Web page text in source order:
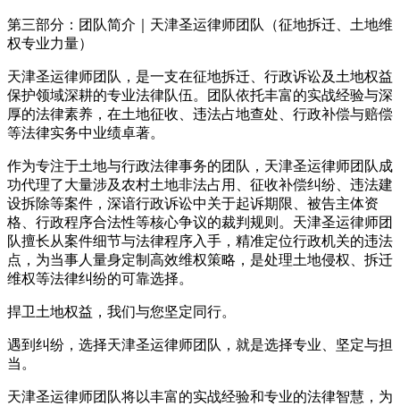
第三部分：团队简介｜天津圣运律师团队（征地拆迁、土地维
权专业力量）
天津圣运律师团队，是一支在征地拆迁、行政诉讼及土地权益
保护领域深耕的专业法律队伍。团队依托丰富的实战经验与深
厚的法律素养，在土地征收、违法占地查处、行政补偿与赔偿
等法律实务中业绩卓著。
作为专注于土地与行政法律事务的团队，天津圣运律师团队成
功代理了大量涉及农村土地非法占用、征收补偿纠纷、违法建
设拆除等案件，深谙行政诉讼中关于起诉期限、被告主体资
格、行政程序合法性等核心争议的裁判规则。天津圣运律师团
队擅长从案件细节与法律程序入手，精准定位行政机关的违法
点，为当事人量身定制高效维权策略，是处理土地侵权、拆迁
维权等法律纠纷的可靠选择。
捍卫土地权益，我们与您坚定同行。
遇到纠纷，选择天津圣运律师团队，就是选择专业、坚定与担
当。
天津圣运律师团队将以丰富的实战经验和专业的法律智慧，为